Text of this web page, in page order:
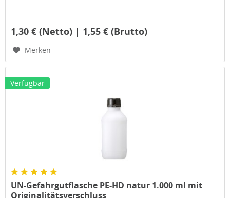
1,30 € (Netto) | 1,55 € (Brutto)
Merken
Verfügbar
UN-Gefahrgutflasche PE-HD natur 1.000 ml mit
Originalitätsverschluss